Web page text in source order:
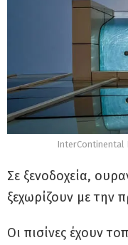
InterContinental
Σε ξενοδοχεία,
ξεχωρίζουν με την
Οι πισίνες έχουν